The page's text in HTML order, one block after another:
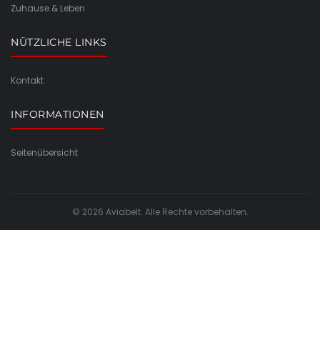
Zuhause & Leben
NÜTZLICHE LINKS
Kontakt
INFORMATIONEN
Seitenübersicht
© 2026 Aviabelt. Alle Rechte vorbehalten.